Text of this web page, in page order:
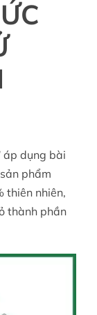
áp dụng bài
phẩm
thiên nhiên,
thành phần